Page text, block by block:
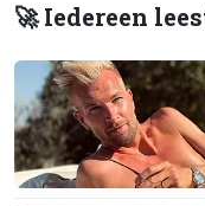
🚀 Iedereen